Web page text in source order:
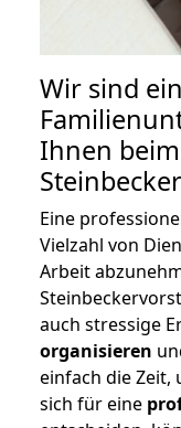
Wir sind ein
Ihnen
Eine
Vielzahl von
Arbeit
auch stressige
organisieren
einfach die Zeit,
sich für eine